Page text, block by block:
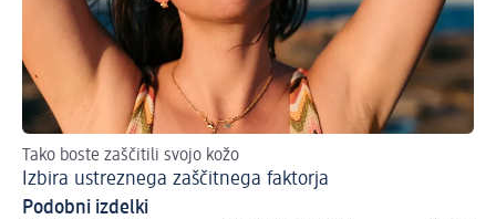
Tako boste zaščitili svojo kožo
Izbira ustreznega zaščitnega faktorja
Podobni izdelki